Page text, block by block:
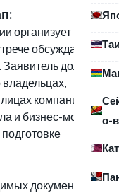
о-
организует
обсуждается
Заявитель должен
компании, а
и бизнес-модели.
документов